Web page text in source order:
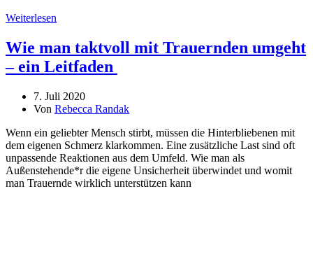
Weiterlesen
Wie man taktvoll mit Trauernden umgeht
– ein Leitfaden
7. Juli 2020
Von Rebecca Randak
Wenn ein geliebter Mensch stirbt, müssen die Hinterbliebenen mit
dem eigenen Schmerz klarkommen. Eine zusätzliche Last sind oft
unpassende Reaktionen aus dem Umfeld. Wie man als
Außenstehende*r die eigene Unsicherheit überwindet und womit
man Trauernde wirklich unterstützen kann